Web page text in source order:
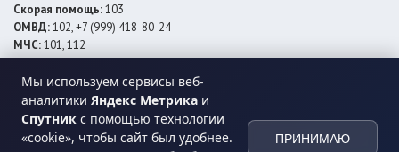
Мы используем сервисы веб-
аналитики Яндекс Метрика и
Спутник с помощью технологии
«cookie», чтобы сайт был удобнее.
ПРИНИМАЮ
Скорая помощь:103
ОМВД:102, +7 (999) 418-80-24
МЧС:101, 112
ЕДДС:+7 (928) 576-09-83
Электросети:+7 (800) 220-02-20
Даггаз:+7 (928) 980-64-04
Горводоснаб: +7 (928) 559-59-74
Теплоснаб: +7 (928) 873-27-09